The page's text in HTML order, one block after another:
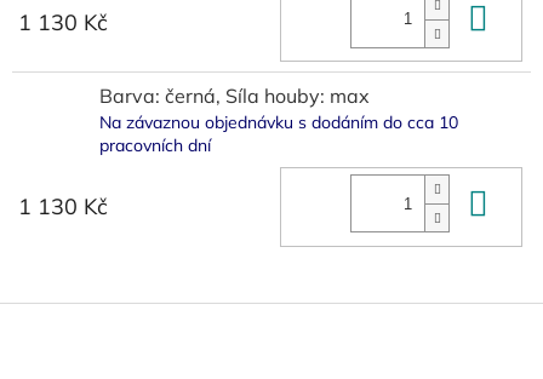
1 130 Kč
Barva: černá, Síla houby: max
Na závaznou objednávku s dodáním do cca 10
pracovních dní
1 130 Kč
Z